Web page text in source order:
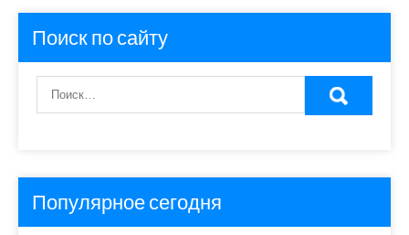
Поиск по сайту
Популярное сегодня